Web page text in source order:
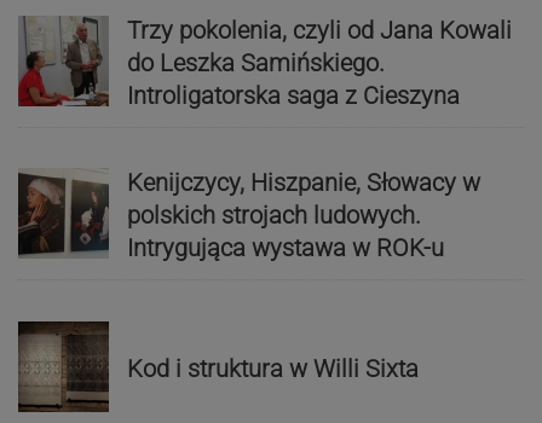
Trzy pokolenia, czyli od Jana Kowali
do Leszka Samińskiego.
Introligatorska saga z Cieszyna
Kenijczycy, Hiszpanie, Słowacy w
polskich strojach ludowych.
Intrygująca wystawa w ROK-u
Kod i struktura w Willi Sixta